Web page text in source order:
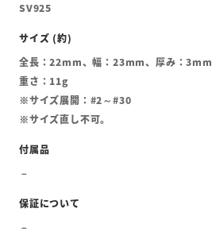
SV925
全長：22mm、幅：23mm、厚み：3mm
重さ：11g
※サイズ展開：#2～#30
※サイズ直し不可。